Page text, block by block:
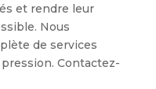
et rendre leur
Nous
de services
Contactez-